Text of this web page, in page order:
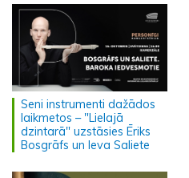
Seni instrumenti dažādos
laikmetos – "Lielajā
dzintarā" uzstāsies Ēriks
Bosgrāfs un Ieva Saliete